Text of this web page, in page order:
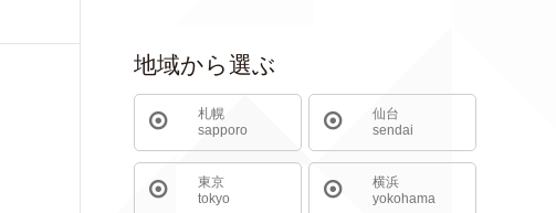
地域から選ぶ
札幌
sapporo
仙台
sendai
東京
tokyo
横浜
yokohama